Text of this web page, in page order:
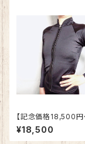
【記念価格18,500
900円】レディース
着トップス Oサイズ
¥18,500